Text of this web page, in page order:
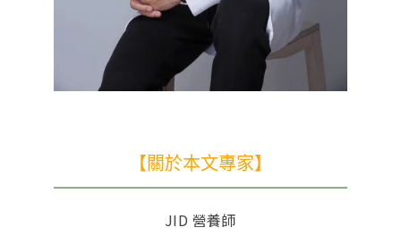
【關於本文專家】
JID 營養師